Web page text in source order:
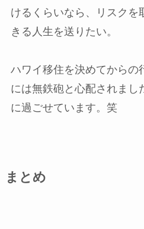
けるくらいなら、
リスクを
きる人生を送りたい。
ハワイ移住を決めてからの
には無鉄砲と心配されまし
に過ごせています。笑
まとめ